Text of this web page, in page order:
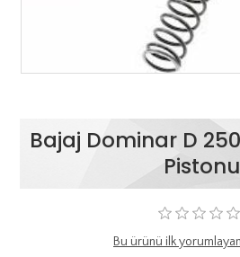
Bajaj Dominar D
Pistonu
Bu ürünü ilk